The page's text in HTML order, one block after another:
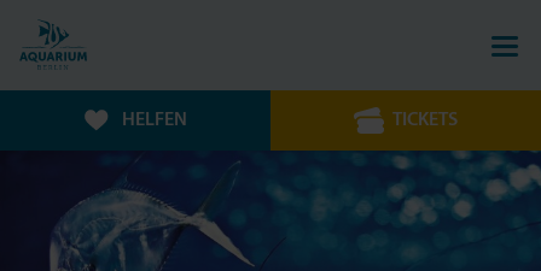
HELFEN TICKETS